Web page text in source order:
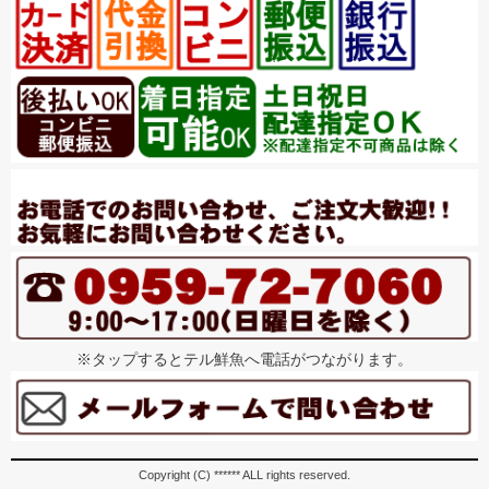
※タップするとテル鮮魚へ電話がつながります。
Copyright (C) ****** ALL rights reserved.